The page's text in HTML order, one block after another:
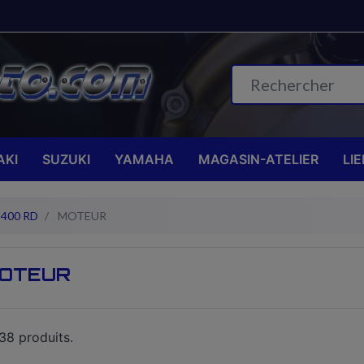
SUZUKI YAMAHA MAGASIN-ATELIER
400 RD MOTEUR
produits.